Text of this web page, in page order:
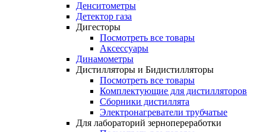
Денситометры
Детектор газа
Дигесторы
Посмотреть все товары
Аксессуары
Динамометры
Дистилляторы и Бидистилляторы
Посмотреть все товары
Комплектующие для дистилляторов
Сборники дистиллята
Электронагреватели трубчатые
Для лабораторий зернопереработки